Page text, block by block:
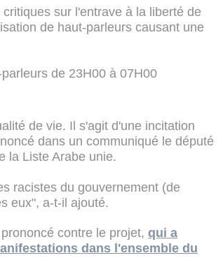
sur l'entrave à la liberté de
de haut-parleurs causant une
de 23H00 à 07H00
de vie. Il s'agit d'une incitation
dans un communiqué le député
la Liste Arabe unie.
racistes du gouvernement (de
eux", a-t-il ajouté.
contre le projet, qui a
dans l'ensemble du